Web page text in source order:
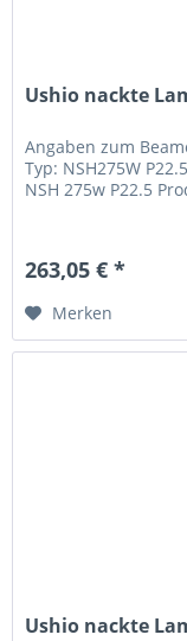
Ushio nackte
Angaben zum
Typ: NSH275W
NSH 275w P22.5
263,05 € *
Merken
Ushio nackte